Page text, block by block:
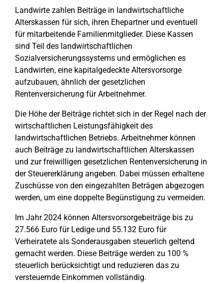
Landwirte zahlen Beiträge in landwirtschaftliche
Alterskassen für sich, ihren Ehepartner und eventuell
für mitarbeitende Familienmitglieder. Diese Kassen
sind Teil des landwirtschaftlichen
Sozialversicherungssystems und ermöglichen es
Landwirten, eine kapitalgedeckte Altersvorsorge
aufzubauen, ähnlich der gesetzlichen
Rentenversicherung für Arbeitnehmer.
Die Höhe der Beiträge richtet sich in der Regel nach der
wirtschaftlichen Leistungsfähigkeit des
landwirtschaftlichen Betriebs. Arbeitnehmer können
auch Beiträge zu landwirtschaftlichen Alterskassen
und zur freiwilligen gesetzlichen Rentenversicherung in
der Steuererklärung angeben. Dabei müssen erhaltene
Zuschüsse von den eingezahlten Beträgen abgezogen
werden, um eine doppelte Begünstigung zu vermeiden.
Im Jahr 2024 können Altersvorsorgebeiträge bis zu
27.566 Euro für Ledige und 55.132 Euro für
Verheiratete als Sonderausgaben steuerlich geltend
gemacht werden. Diese Beiträge werden zu 100 %
steuerlich berücksichtigt und reduzieren das zu
versteuernde Einkommen vollständig.